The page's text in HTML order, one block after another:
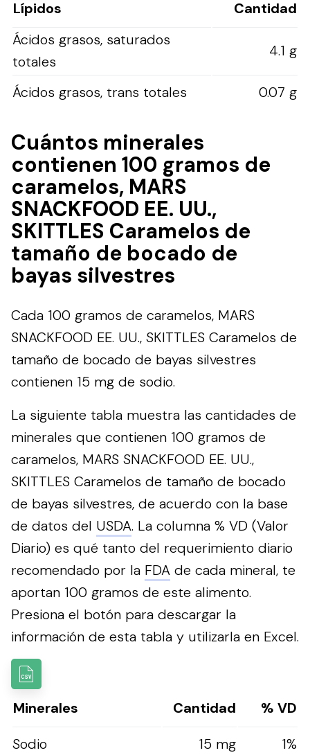
Lípidos
Cantidad
Ácidos grasos, saturados
totales
4.1 g
Ácidos grasos, trans totales 0.07 g
Cuántos minerales
contienen 100 gramos de
caramelos, MARS
SNACKFOOD EE. UU.,
SKITTLES Caramelos de
tamaño de bocado de
bayas silvestres
Cada 100 gramos de caramelos, MARS
SNACKFOOD EE. UU., SKITTLES Caramelos de
tamaño de bocado de bayas silvestres
contienen 15 mg de sodio.
La siguiente tabla muestra las cantidades de
minerales que contienen 100 gramos de
caramelos, MARS SNACKFOOD EE. UU.,
SKITTLES Caramelos de tamaño de bocado
de bayas silvestres, de acuerdo con la base
de datos del USDA. La columna % VD (Valor
Diario) es qué tanto del requerimiento diario
recomendado por la FDA de cada mineral, te
aportan 100 gramos de este alimento.
Presiona el botón para descargar la
información de esta tabla y utilizarla en Excel.
Minerales Cantidad
% VD
Sodio
15 mg 1%